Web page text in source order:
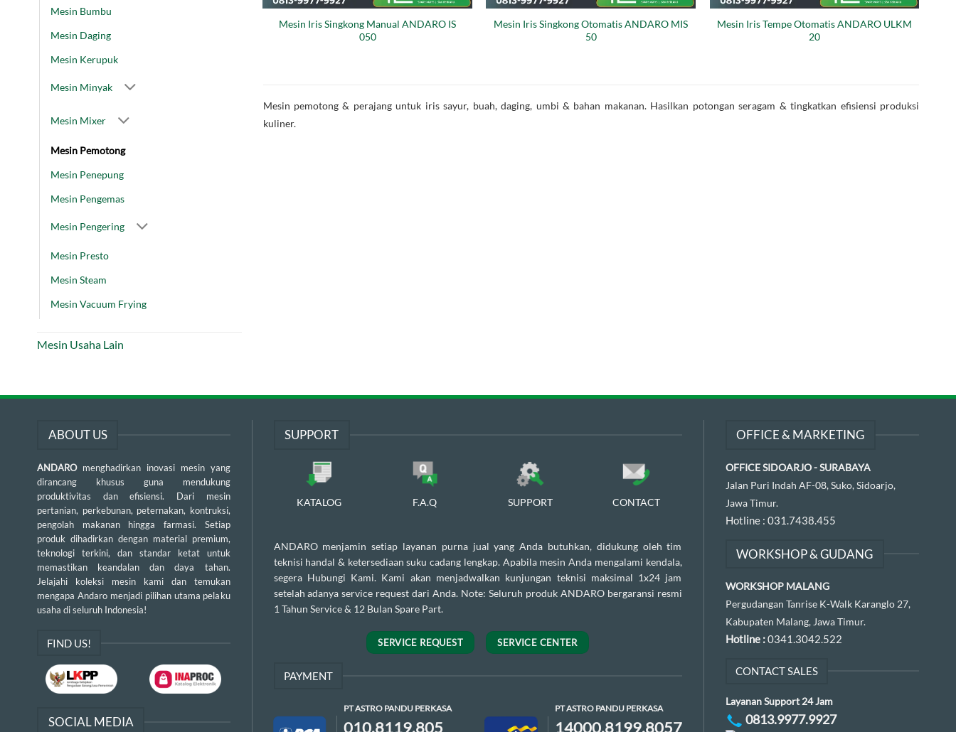
Mesin Bumbu
Mesin Daging
Mesin Kerupuk
Mesin Minyak
Mesin Mixer
Mesin Pemotong
Mesin Penepung
Mesin Pengemas
Mesin Pengering
Mesin Presto
Mesin Steam
Mesin Vacuum Frying
Mesin Usaha Lain
Mesin Iris Singkong Manual ANDARO IS
050
Mesin Iris Singkong Otomatis ANDARO MIS
50
Mesin Iris Tempe Otomatis ANDARO ULKM
20
Mesin pemotong & perajang untuk iris sayur, buah, daging, umbi & bahan makanan. Hasilkan potongan seragam & tingkatkan efisiensi produksi
kuliner.
ABOUT US
ANDARO menghadirkan inovasi mesin yang
dirancang khusus guna mendukung
produktivitas dan efisiensi. Dari mesin
pertanian, perkebunan, peternakan, kontruksi,
pengolah makanan hingga farmasi. Setiap
produk dihadirkan dengan material premium,
teknologi terkini, dan standar ketat untuk
memastikan keandalan dan daya tahan.
Jelajahi koleksi mesin kami dan temukan
mengapa Andaro menjadi pilihan utama pelaku
usaha di seluruh Indonesia!
FIND US!
SOCIAL MEDIA
SUPPORT
KATALOG F.A.Q SUPPORT CONTACT
ANDARO menjamin setiap layanan purna jual yang Anda butuhkan, didukung oleh tim
teknisi handal & ketersediaan suku cadang lengkap. Apabila mesin Anda mengalami kendala,
segera Hubungi Kami. Kami akan menjadwalkan kunjungan teknisi maksimal 1x24 jam
setelah adanya service request dari Anda. Note: Seluruh produk ANDARO bergaransi resmi
1 Tahun Service & 12 Bulan Spare Part.
SERVICE REQUEST SERVICE CENTER
PAYMENT
PT ASTRO PANDU PERKASA
010.8119.805
PT ASTRO PANDU PERKASA
14000.8199.8057
OFFICE & MARKETING
OFFICE SIDOARJO - SURABAYA
Jalan Puri Indah AF-08, Suko, Sidoarjo,
Jawa Timur.
Hotline : 031.7438.455
WORKSHOP & GUDANG
WORKSHOP MALANG
Pergudangan Tanrise K-Walk Karanglo 27,
Kabupaten Malang, Jawa Timur.
Hotline :0341.3042.522
CONTACT SALES
Layanan Support 24 Jam
0813.9977.9927